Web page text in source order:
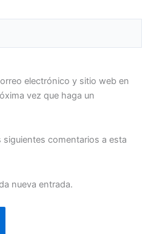
electrónico y sitio web en
vez que haga un
siguientes comentarios a esta
nueva entrada.